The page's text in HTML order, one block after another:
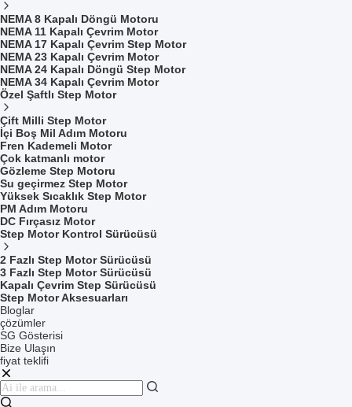
NEMA 8 Kapalı Döngü Motoru
NEMA 11 Kapalı Çevrim Motor
NEMA 17 Kapalı Çevrim Step Motor
NEMA 23 Kapalı Çevrim Motor
NEMA 24 Kapalı Döngü Step Motor
NEMA 34 Kapalı Çevrim Motor
Özel Şaftlı Step Motor
Çift Milli Step Motor
İçi Boş Mil Adım Motoru
Fren Kademeli Motor
Çok katmanlı motor
Gözleme Step Motoru
Su geçirmez Step Motor
Yüksek Sıcaklık Step Motor
PM Adım Motoru
DC Fırçasız Motor
Step Motor Kontrol Sürücüsü
2 Fazlı Step Motor Sürücüsü
3 Fazlı Step Motor Sürücüsü
Kapalı Çevrim Step Sürücüsü
Step Motor Aksesuarları
Bloglar
çözümler
SG Gösterisi
Bize Ulaşın
fiyat teklifi